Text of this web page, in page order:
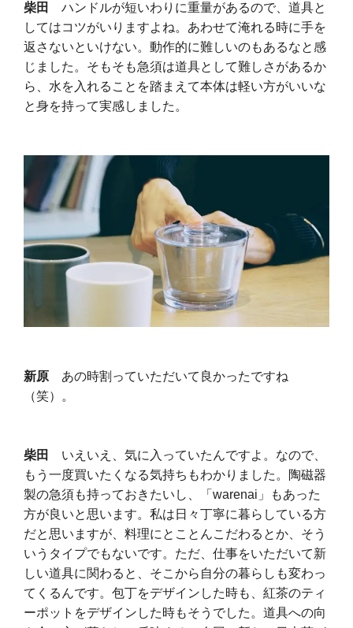
柴田 ハンドルが短いわりに重量があるので、道具と
してはコツがいりますよね。あわせて淹れる時に手を
返さないといけない。動作的に難しいのもあるなと感
じました。そもそも急須は道具として難しさがあるか
ら、水を入れることを踏まえて本体は軽い方がいいな
と身を持って実感しました。
新原 あの時割っていただいて良かったですね
（笑）。
柴田
いえいえ、気に入っていたんですよ。なので、
もう一度買いたくなる気持ちもわかりました。陶磁器
製の急須も持っておきたいし、「warenai」もあった
方が良いと思います。私は日々丁寧に暮らしている方
だと思いますが、料理にとことんこだわるとか、そう
いうタイプでもないです。ただ、仕事をいただいて新
しい道具に関わると、そこから自分の暮らしも変わっ
てくるんです。包丁をデザインした時も、紅茶のティ
ーポットをデザインした時もそうでした。道具への向